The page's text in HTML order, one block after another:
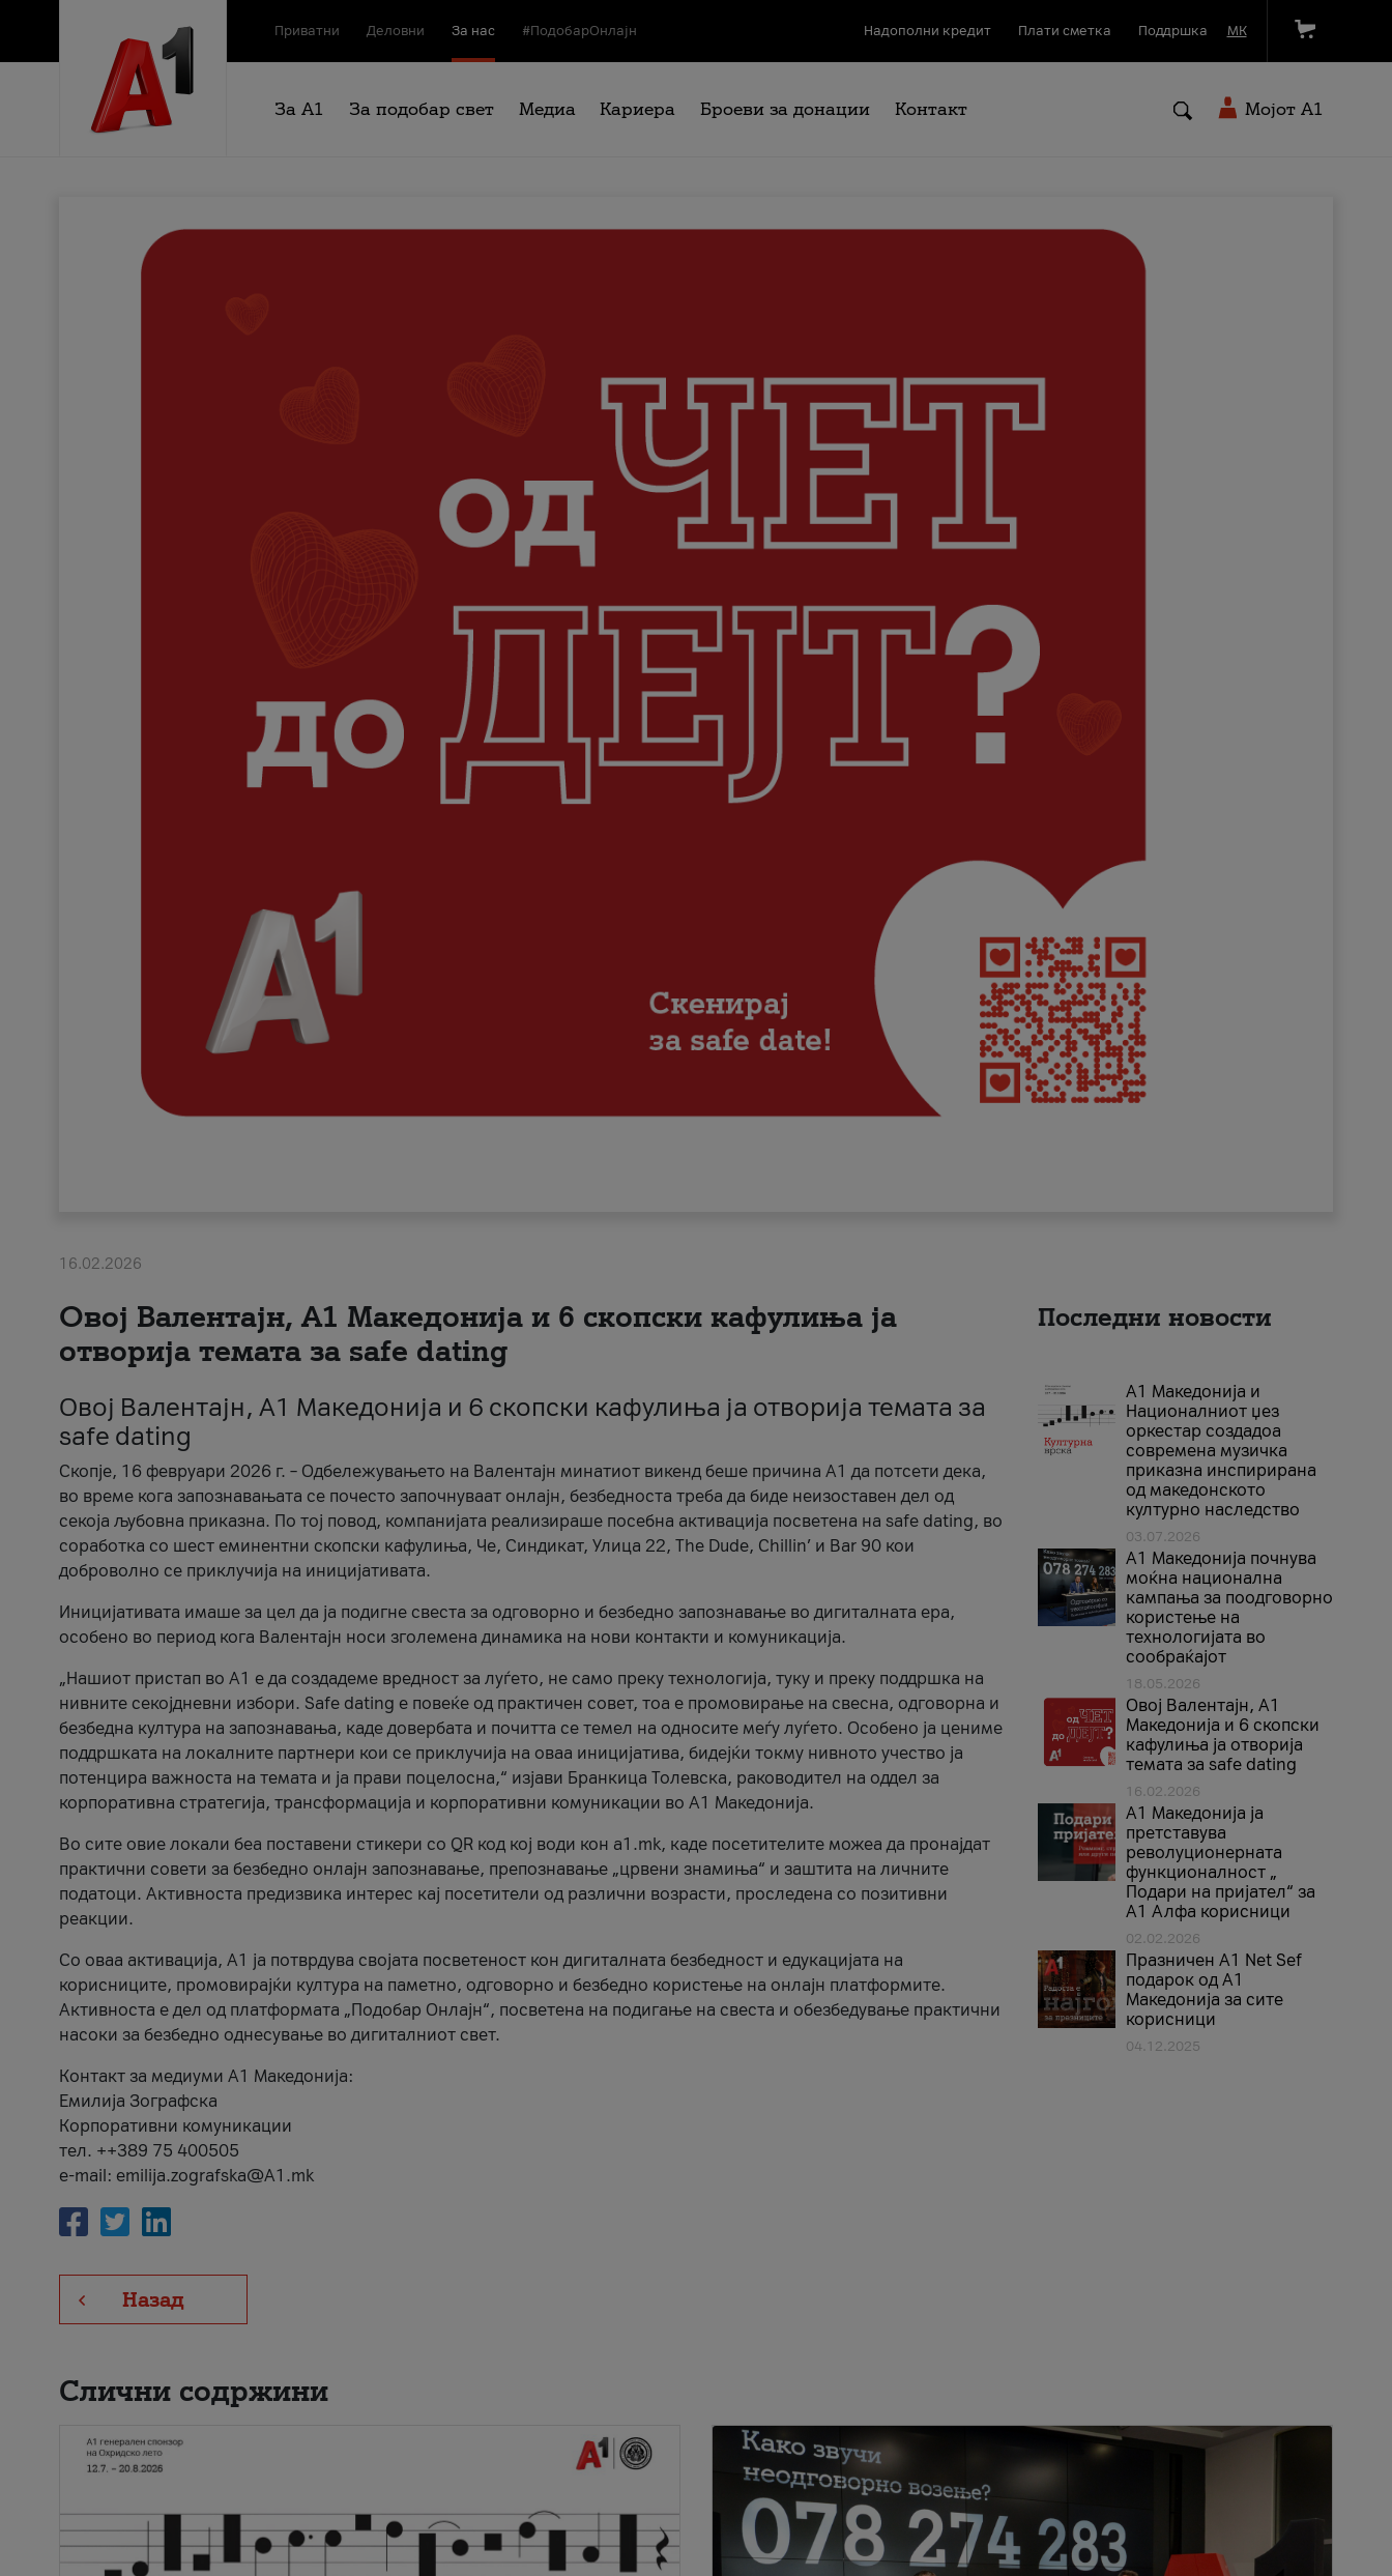
Приватни Деловни За нас #ПодобарОнлајн Надополни кредит Плати сметка Поддршка МК
За А1 За подобар свет Медиа Кариера Броеви за донации Контакт Мојот A1
16.02.2026
Овој Валентајн, A1 Македонија и 6 скопски кафулиња ја
отворија темата за safe dating
Овој Валентајн, A1 Македонија и 6 скопски кафулиња ја отворија темата за
safe dating
Скопје, 16 февруари 2026 г. – Одбележувањето на Валентајн минатиот викенд беше причина А1 да потсети дека,
во време кога запознавањата се почесто започнуваат онлајн, безбедноста треба да биде неизоставен дел од
секоја љубовна приказна. По тој повод, компанијата реализираше посебна активација посветена на safe dating, во
соработка со шест еминентни скопски кафулиња, Че, Синдикат, Улица 22, The Dude, Chillin’ и Bar 90 кои
доброволно се приклучија на иницијативата.
Иницијативата имаше за цел да ја подигне свеста за одговорно и безбедно запознавање во дигиталната ера,
особено во период кога Валентајн носи зголемена динамика на нови контакти и комуникација.
„Нашиот пристап во А1 е да создадеме вредност за луѓето, не само преку технологија, туку и преку поддршка на
нивните секојдневни избори. Safe dating е повеќе од практичен совет, тоа е промовирање на свесна, одговорна и
безбедна култура на запознавања, каде довербата и почитта се темел на односите меѓу луѓето. Особено ја цениме
поддршката на локалните партнери кои се приклучија на оваа иницијатива, бидејќи токму нивното учество ја
потенцира важноста на темата и ја прави поцелосна,“ изјави Бранкица Толевска, раководител на оддел за
корпоративна стратегија, трансформација и корпоративни комуникации во А1 Македонија.
Во сите овие локали беа поставени стикери со QR код кој води кон a1.mk, каде посетителите можеа да пронајдат
практични совети за безбедно онлајн запознавање, препознавање „црвени знамиња“ и заштита на личните
податоци. Активноста предизвика интерес кај посетители од различни возрасти, проследена со позитивни
реакции.
Со оваа активација, А1 ја потврдува својата посветеност кон дигиталната безбедност и едукацијата на
корисниците, промовирајќи култура на паметно, одговорно и безбедно користење на онлајн платформите.
Активноста е дел од платформата „Подобар Онлајн“, посветена на подигање на свеста и обезбедување практични
насоки за безбедно однесување во дигиталниот свет.
Контакт за медиуми А1 Македонија:
Емилија Зографска
Корпоративни комуникации
тел. ++389 75 400505
e-mail: emilija.zografska@A1.mk
Назад
Последни новости
А1 Македонија и
Националниот џез
оркестар создадоа
современа музичка
приказна инспирирана
од македонското
културно наследство
03.07.2026
A1 Македонија почнува
моќна национална
кампања за поодговорно
користење на
технологијата во
сообраќајот
18.05.2026
Овој Валентајн, A1
Македонија и 6 скопски
кафулиња ја отворија
темата за safe dating
16.02.2026
А1 Македонија ја
претставува
револуционерната
функционалност „
Подари на пријател“ за
А1 Алфа корисници
02.02.2026
Празничен A1 Net Sеf
подарок од А1
Македонија за сите
корисници
04.12.2025
Слични содржини